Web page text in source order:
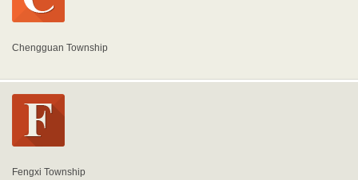
Chengguan Township
Fengxi Township